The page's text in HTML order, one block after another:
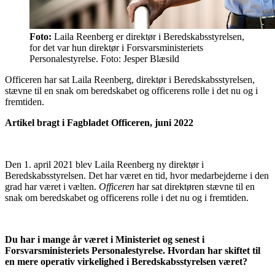
Foto: Laila Reenberg er direktør i Beredskabsstyrelsen,
for det var hun direktør i Forsvarsministeriets
Personalestyrelse. Foto: Jesper Blæsild
Officeren har sat Laila Reenberg, direktør i Beredskabsstyrelsen,
stævne til en snak om beredskabet og officerens rolle i det nu og i
fremtiden.
Artikel bragt i Fagbladet Officeren, juni 2022
Den 1. april 2021 blev Laila Reenberg ny direktør i
Beredskabsstyrelsen. Det har været en tid, hvor medarbejderne i den
grad har været i vælten. Officeren har sat direktøren stævne til en
snak om beredskabet og officerens rolle i det nu og i fremtiden.
Du har i mange år været i Ministeriet og senest i
Forsvarsministeriets Personalestyrelse. Hvordan har skiftet til
en mere operativ virkelighed i Beredskabsstyrelsen været?